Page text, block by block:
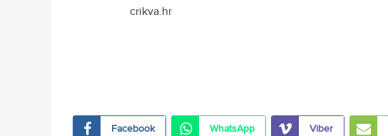
crikva.hr
Facebook WhatsApp Viber